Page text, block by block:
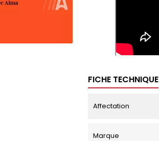
FICHE TECHNIQUE
Affectation
Marque